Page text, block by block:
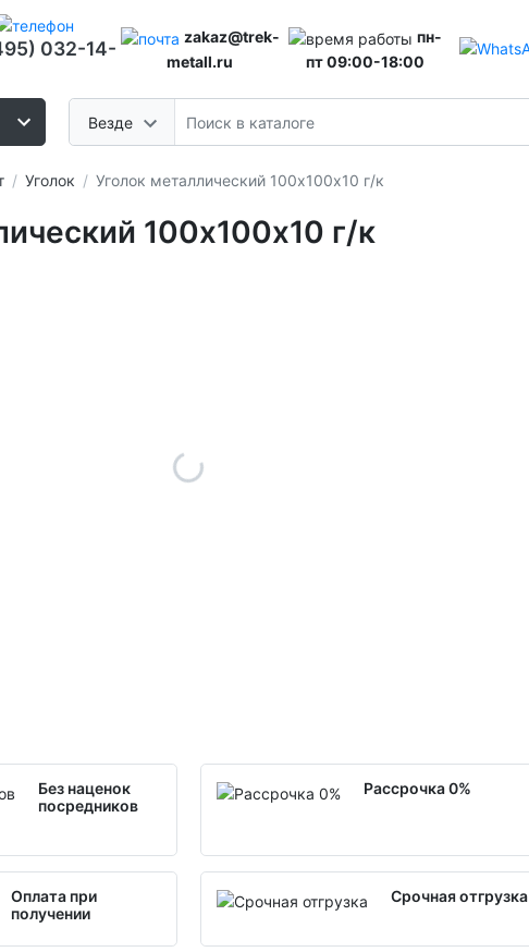
032-14-
zakaz@trek-
metall.ru
пн-
пт 09:00-18:00
Везде
Уголок Уголок металлический 100х100х10 г/к
100х100х10 г/к
Без наценок
посредников
Рассрочка 0%
Оплата при
получении
Срочная отгрузка